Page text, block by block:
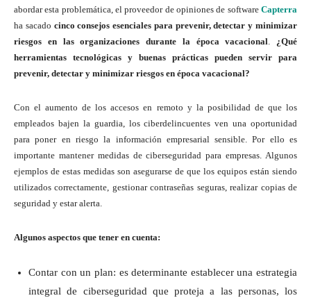
abordar esta problemática, el proveedor de opiniones de software Capterra
ha sacado cinco consejos esenciales para prevenir, detectar y minimizar
riesgos en las organizaciones durante la época vacacional. ¿Qué
herramientas tecnológicas y buenas prácticas pueden servir para
prevenir, detectar y minimizar riesgos en época vacacional?
Con el aumento de los accesos en remoto y la posibilidad de que los
empleados bajen la guardia, los ciberdelincuentes ven una oportunidad
para poner en riesgo la información empresarial sensible. Por ello es
importante mantener medidas de ciberseguridad para empresas. Algunos
ejemplos de estas medidas son asegurarse de que los equipos están siendo
utilizados correctamente, gestionar contraseñas seguras, realizar copias de
seguridad y estar alerta.
Algunos aspectos que tener en cuenta:
Contar con un plan: es determinante establecer una estrategia
integral de ciberseguridad que proteja a las personas, los